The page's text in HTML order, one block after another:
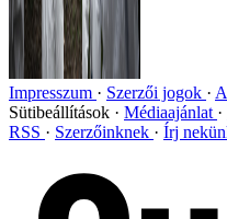
Impresszum Szerzői jogok
Sütibeállítások
Médiaajánlat
RSS
Szerzőinknek Írj